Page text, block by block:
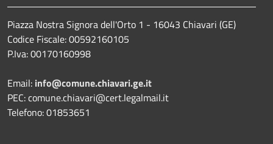
Piazza Nostra Signora dell'Orto 1 - 16043 Chiavari (GE)
Codice Fiscale: 00592160105
P.Iva: 00170160998
Email: info@comune.chiavari.ge.it
PEC: comune.chiavari@cert.legalmail.it
Telefono: 01853651